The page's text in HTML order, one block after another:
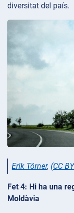
diversitat del país.
Erik Törner, (CC
Fet 4: Hi ha una
Moldàvia